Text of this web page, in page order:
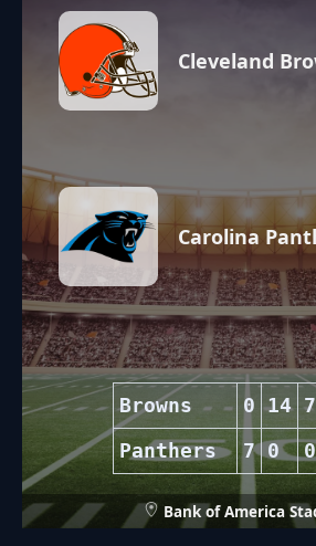
Cleveland
Carolina
Browns 0 14 7
Panthers
7 0 0
Bank of America